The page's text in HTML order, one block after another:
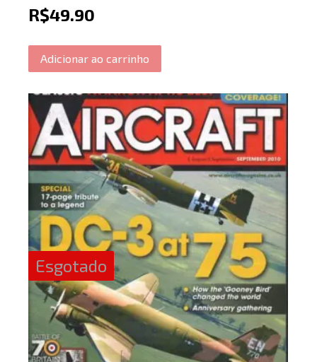
R$49.90
Adicionar ao carrinho
Esgotado